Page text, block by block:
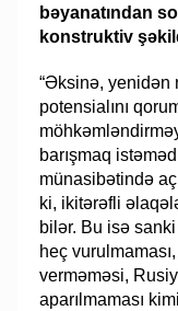
bəyanatından
konstruktiv
“Əksinə, yenidən
potensialını
barışmaq
münasibətində
ki, ikitərəfli
bilər. Bu isə
heç
verməməsi,
aparılmaması